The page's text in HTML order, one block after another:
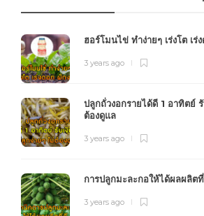
ฮอร์โมนไข่ ทำง่ายๆ เร่งโต เร่
3 years ago
ปลูกถั่วงอกรายได้ดี 1 อาทิตย์
ต้องดูแล
3 years ago
การปลูกมะละกอให้ได้ผลผลิต
3 years ago